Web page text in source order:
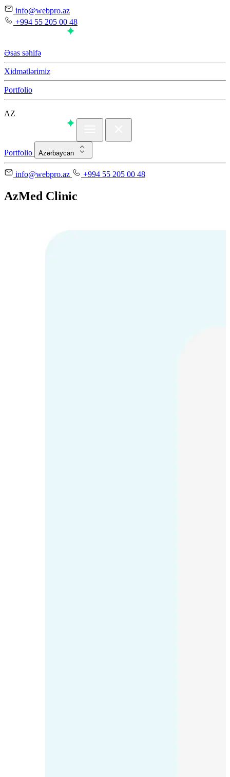
info@webpro.az
+994 55 205 00 48
Əsas səhifə
Xidmətlərimiz
Portfolio
AZ
Portfolio Azərbaycan
info@webpro.az +994 55 205 00 48
AzMed Clinic